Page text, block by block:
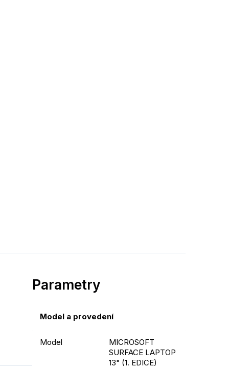
Parametry
Model a provedení
Model
MICROSOFT
SURFACE LAPTOP
13" (1. EDICE)